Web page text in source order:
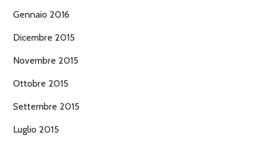
Gennaio 2016
Dicembre 2015
Novembre 2015
Ottobre 2015
Settembre 2015
Luglio 2015